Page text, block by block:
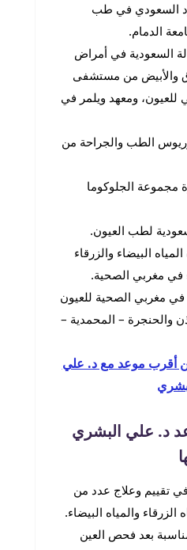
السعودي في طب
الدمام.
السعودية في أمراض
والأبيض من مستشفى
ومعهد ويلمر في
الطب والجراحة من
الجلوكوما
لطب العيون.
البيضاء والزرقاء
في مغربي الصحية.
مغربي الصحية للعيون
والحنجرة – المحمدية –
أقرب موعد مع د. علي
د. علي البشري
تقييم وعلاج عدد من
الزرقاء والمياه البيضاء.
بعد فحص العين